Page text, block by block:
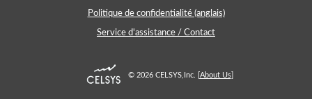
Politique de confidentialité (anglais)
Service d'assistance / Contact
© 2026 CELSYS,Inc. About Us]